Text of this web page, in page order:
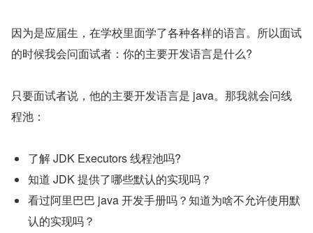
因为是应届生，在学校里面学了各种各样的语言。所以面试
的时候我会问面试者：你的主要开发语言是什么?
只要面试者说，他的主要开发语言是 java。那我就会问线
程池：
了解 JDK Executors 线程池吗?
知道 JDK 提供了哪些默认的实现吗？
看过阿里巴巴 java 开发手册吗？知道为啥不允许使用默
认的实现吗？